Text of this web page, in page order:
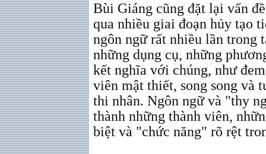
Bùi Giáng cũng đặt lại vấn
qua nhiều giai đoạn hủy tạo
ngôn ngữ rất nhiều lần trong
những dụng cụ, những
kết nghĩa với chúng, như
viên mật thiết, song song và
thi nhân. Ngôn ngữ và "thy
thành những thành viên,
biệt và "chức năng" rõ rệt